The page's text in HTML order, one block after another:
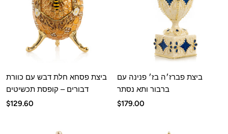
ביצת פברז׳ה בז׳ פנינה עם
ברבור ותא נסתר
מחיר
$179.00
ביצת פסחא חלת דבש עם כוורת
דבורים – קופסת תכשיטים
מחיר
$129.60